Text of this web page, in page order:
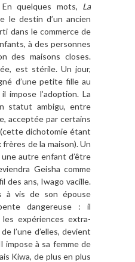
quelques mots, La
le destin d’un ancien
dans le commerce de
à des personnes
des maisons closes.
est stérile. Un jour,
d’une petite fille au
impose l’adoption. La
statut ambigu, entre
acceptée par certains
dichotomie étant
de la maison). Un
autre enfant d’être
Geisha comme
des ans, Iwago vacille.
à vis de son épouse
dangereuse : il
expériences extra-
l’une d’elles, devient
impose à sa femme de
Kiwa, de plus en plus